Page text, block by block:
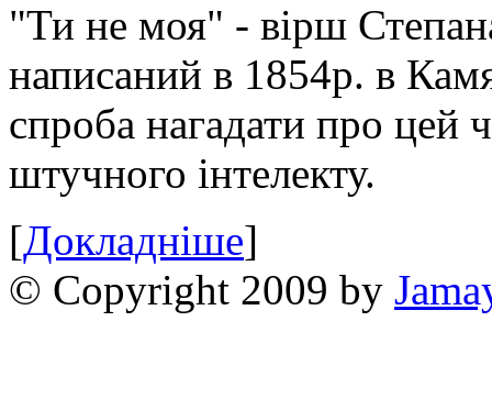
"Ти не моя" - вірш
написаний в 1854р. в
спроба нагадати про цей
штучного інтелекту.
[Докладніше]
© Copyright 2009 by